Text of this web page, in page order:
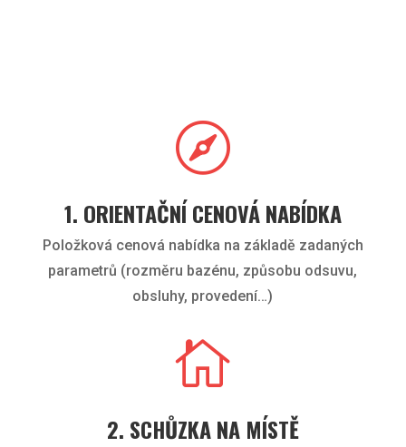

1. ORIENTAČNÍ CENOVÁ NABÍDKA
Položková cenová nabídka na základě zadaných
parametrů (rozměru bazénu, způsobu odsuvu,
obsluhy, provedení…)

2. SCHŮZKA NA MÍSTĚ